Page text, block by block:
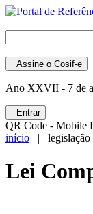
Assine o Cosif-e
Ano XXVII - 7 de
Entrar
QR Code - Mobile
início | legislação
Lei